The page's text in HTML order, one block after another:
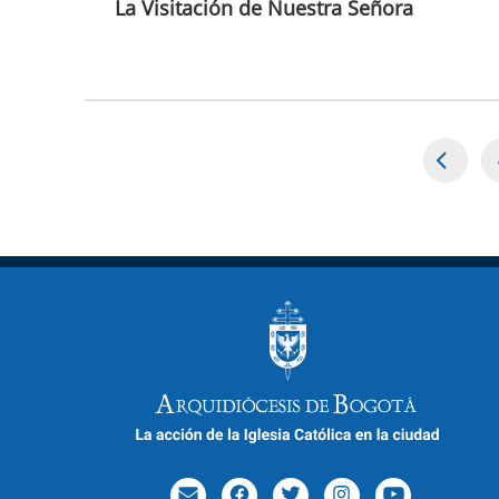
La Visitación de Nuestra Señora